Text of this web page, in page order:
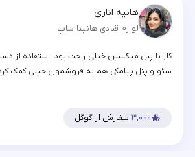
هانیه اناری
لوازم قنادی هانیتا شاپ
کار با پنل میکسین خیلی راحت بود. استفاده از
سئو و پنل پیامکی هم به فروشمون خیلی کمک
۳,۰۰۰ سفارش از گوگل